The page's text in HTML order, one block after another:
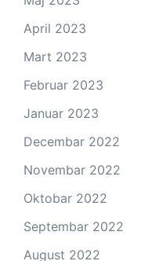
April 2023
Mart 2023
Februar 2023
Januar 2023
Decembar 2022
Novembar 2022
Oktobar 2022
Septembar 2022
August 2022